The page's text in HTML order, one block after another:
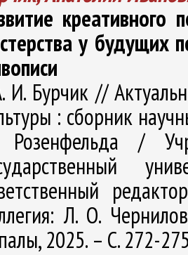
креативного
у будущих
И. Бурчик //
: сборник
/
Л. О.
2025. – С. 272-